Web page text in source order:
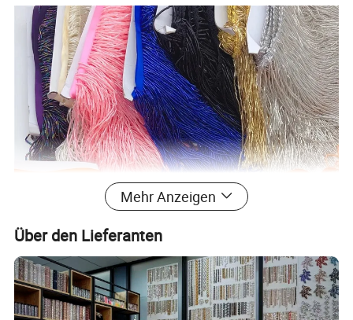
Mehr Anzeigen
Über den Lieferanten